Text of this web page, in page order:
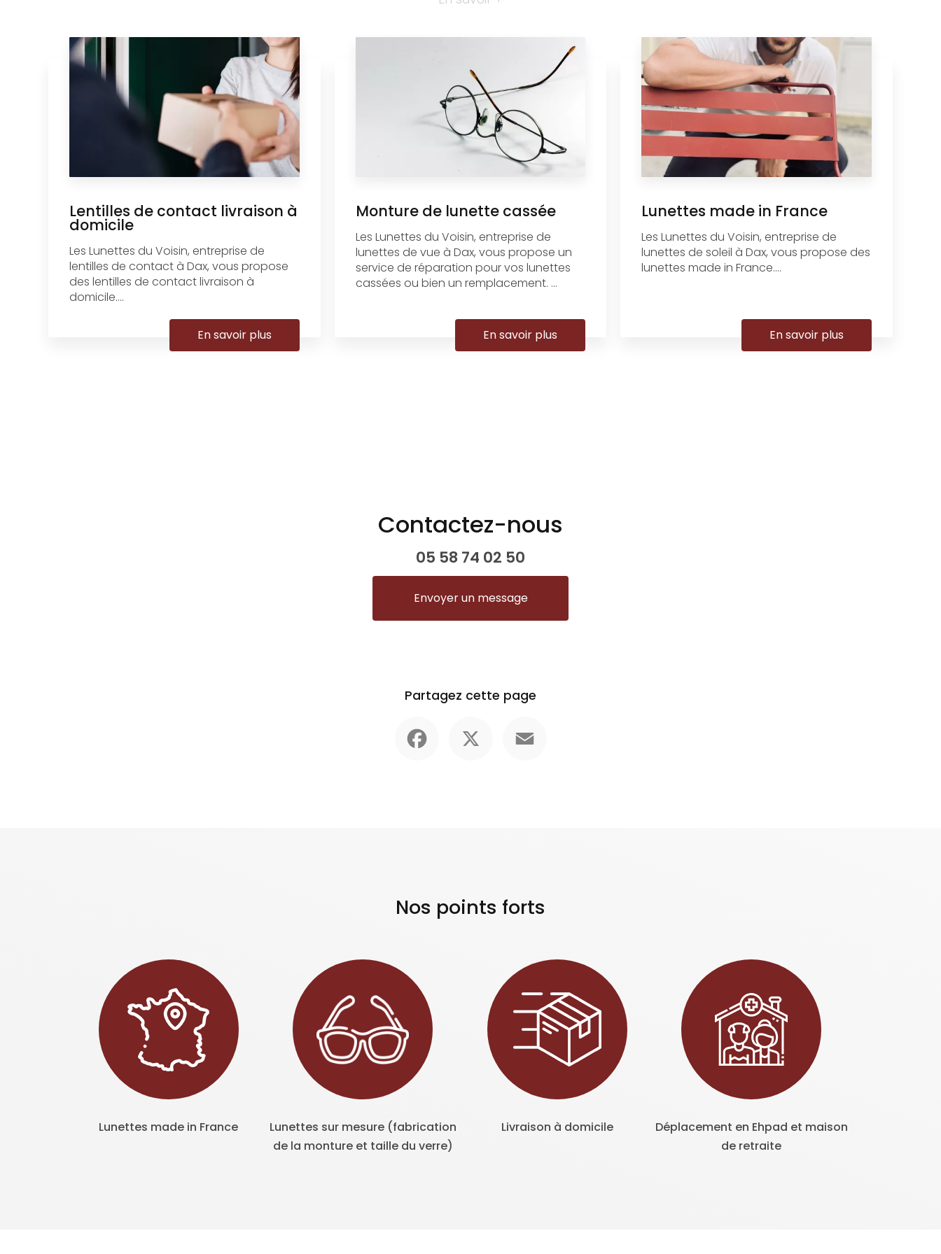
Lentilles de contact livraison à
domicile
Les Lunettes du Voisin, entreprise de
lentilles de contact à Dax, vous propose
des lentilles de contact livraison à
domicile....
En savoir plus
Monture de lunette cassée
Les Lunettes du Voisin, entreprise de
lunettes de vue à Dax, vous propose un
service de réparation pour vos lunettes
cassées ou bien un remplacement. ...
En savoir plus
Lunettes made in France
Les Lunettes du Voisin, entreprise de
lunettes de soleil à Dax, vous propose des
lunettes made in France....
En savoir plus
Contactez-nous
05 58 74 02 50
Envoyer un message
Partagez cette page
Nos points forts
Lunettes made in France
Lunettes sur mesure (fabrication
de la monture et taille du verre)
Livraison à domicile
Déplacement en Ehpad et maison
de retraite